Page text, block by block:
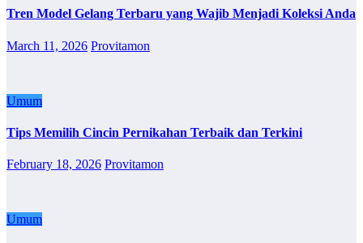
Tren Model Gelang Terbaru yang Wajib Menjadi Koleksi Anda
March 11, 2026 Provitamon
Umum
Tips Memilih Cincin Pernikahan Terbaik dan Terkini
February 18, 2026 Provitamon
Umum